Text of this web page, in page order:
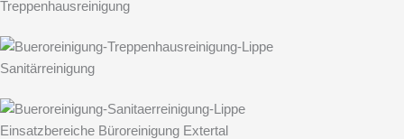
Treppenhausreinigung
Sanitärreinigung
Einsatzbereiche Büroreinigung Extertal